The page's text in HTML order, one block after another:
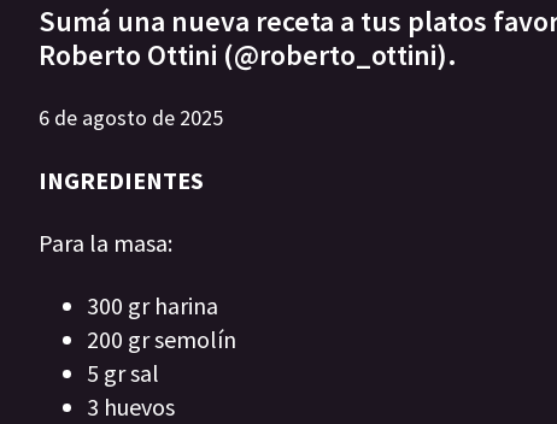
Sumá una nueva receta a tus platos
Roberto Ottini (@roberto_ottini).
6 de agosto de 2025
INGREDIENTES
Para la masa:
300 gr harina
200 gr semolín
5 gr sal
3 huevos